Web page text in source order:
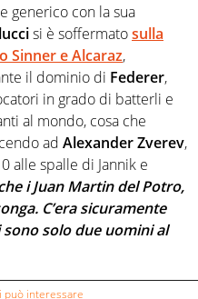
generico con la sua
si è soffermatosulla
SinnereAlcaraz,
il dominio di Federer,
in grado di batterli e
al mondo, cosa che
ad Alexander Zverev,
alle spalle di Jannik e
i Juan Martin del Potro,
C’era sicuramente
solo due uomini al
può interessare